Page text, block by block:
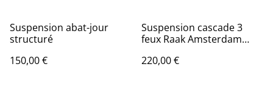
Suspension abat-jour
structuré
150,00 €
Suspension cascade 3
feux Raak Amsterdam
220,00 €